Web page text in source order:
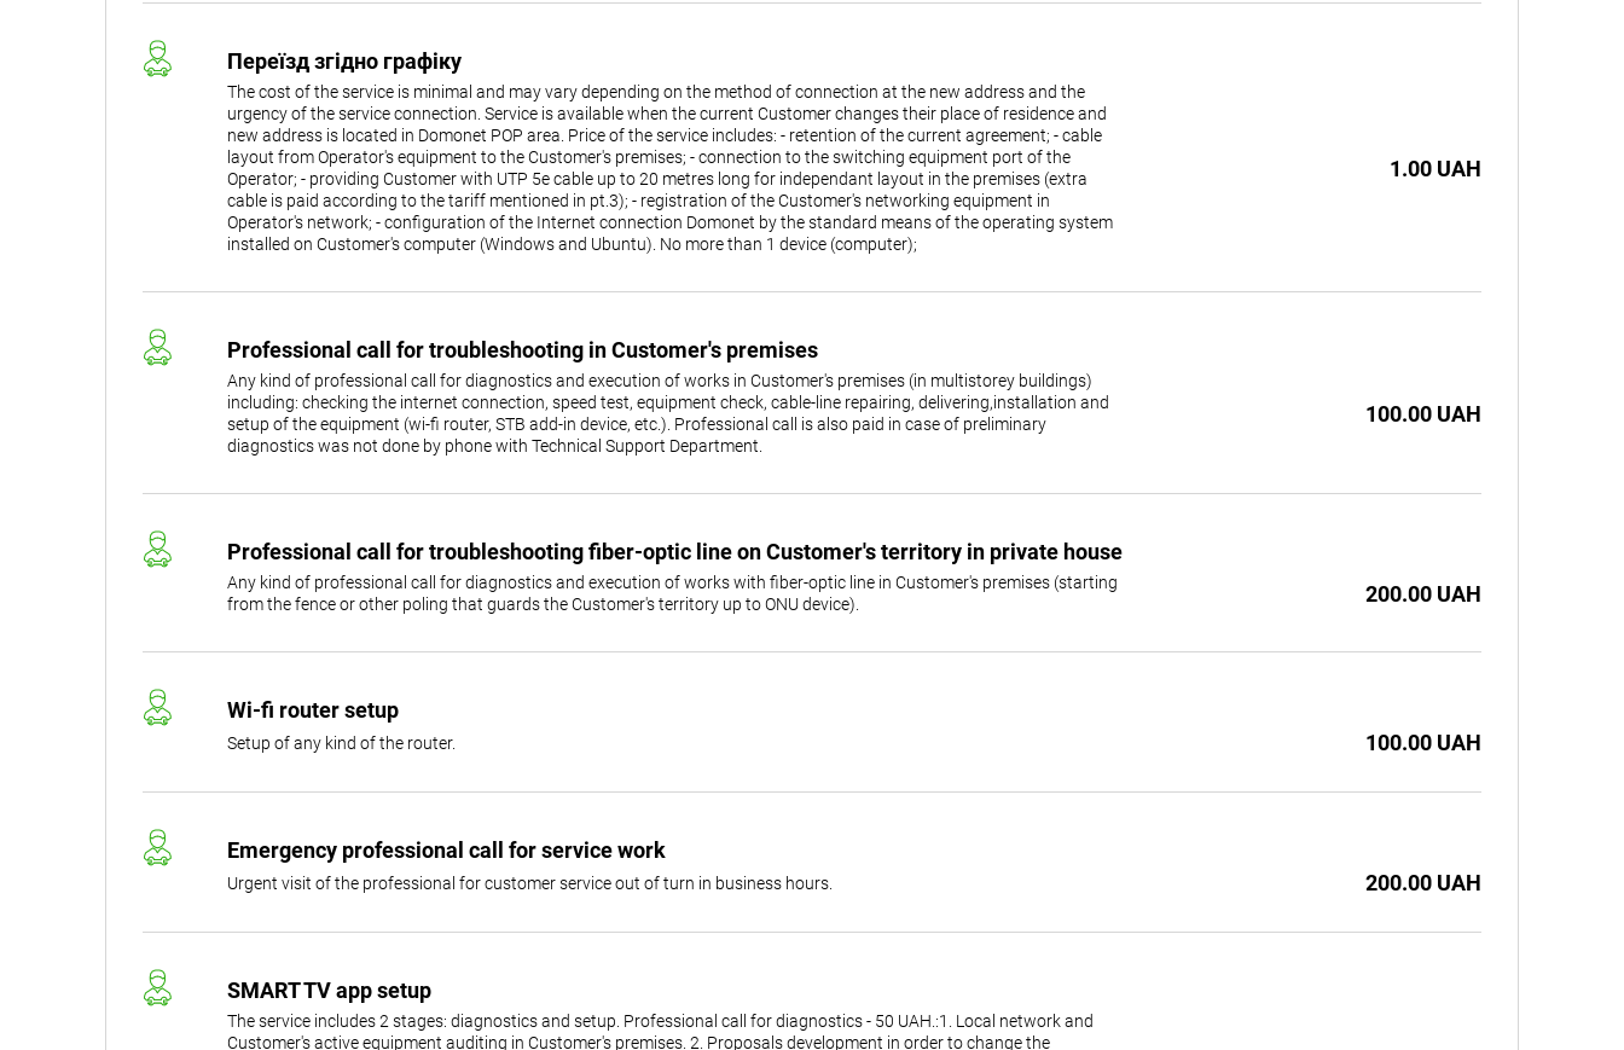
Переїзд згідно графіку
The cost of the service is minimal and may vary depending on the method of connection at the new address and the
urgency of the service connection. Service is available when the current Customer changes their place of residence and
new address is located in Domonet POP area. Price of the service includes: - retention of the current agreement; - cable
layout from Operator's equipment to the Customer's premises; - connection to the switching equipment port of the
Operator; - providing Customer with UTP 5e cable up to 20 metres long for independant layout in the premises (extra
cable is paid according to the tariff mentioned in pt.3); - registration of the Customer's networking equipment in
Operator's network; - configuration of the Internet connection Domonet by the standard means of the operating system
installed on Customer's computer (Windows and Ubuntu). No more than 1 device (computer);
1.00 UAH
Professional call for troubleshooting in Customer's premises
Any kind of professional call for diagnostics and execution of works in Customer's premises (in multistorey buildings)
including: checking the internet connection, speed test, equipment check, cable-line repairing, delivering,installation and
setup of the equipment (wi-fi router, STB add-in device, etc.). Professional call is also paid in case of preliminary
diagnostics was not done by phone with Technical Support Department.
100.00 UAH
Professional call for troubleshooting fiber-optic line on Customer's territory in private house
Any kind of professional call for diagnostics and execution of works with fiber-optic line in Customer's premises (starting
from the fence or other poling that guards the Customer's territory up to ONU device).
200.00 UAH
Wi-fi router setup
Setup of any kind of the router. 100.00 UAH
Emergency professional call for service work
Urgent visit of the professional for customer service out of turn in business hours. 200.00 UAH
SMART TV app setup
The service includes 2 stages: diagnostics and setup. Professional call for diagnostics - 50 UAH.:1. Local network and
Customer's active equipment auditing in Customer's premises. 2. Proposals development in order to change the